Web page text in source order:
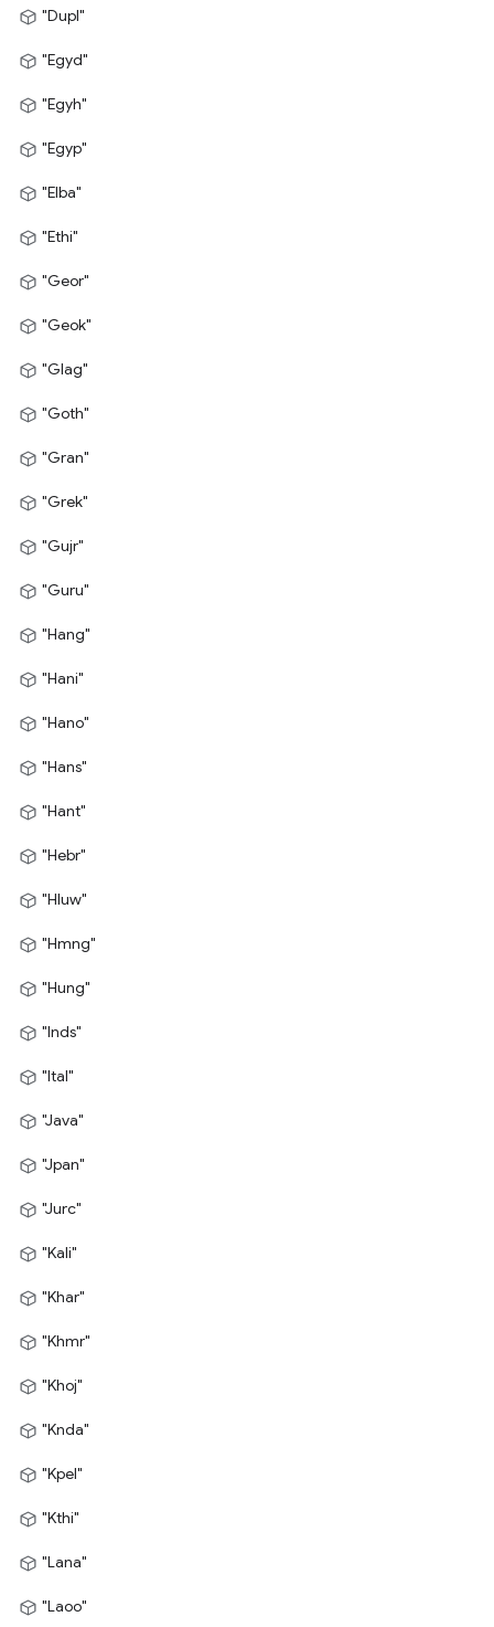
"Dupl"
"Egyd"
"Egyh"
"Egyp"
"Elba"
"Ethi"
"Geor"
"Geok"
"Glag"
"Goth"
"Gran"
"Grek"
"Gujr"
"Guru"
"Hang"
"Hani"
"Hano"
"Hans"
"Hant"
"Hebr"
"Hluw"
"Hmng"
"Hung"
"Inds"
"Ital"
"Java"
"Jpan"
"Jurc"
"Kali"
"Khar"
"Khmr"
"Khoj"
"Knda"
"Kpel"
"Kthi"
"Lana"
"Laoo"